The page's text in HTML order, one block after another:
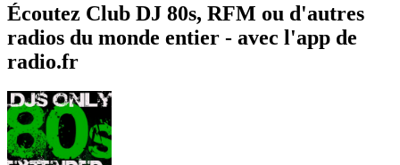
Écoutez Club DJ 80s, RFM ou d'autres
radios du monde entier - avec l'app de
radio.fr